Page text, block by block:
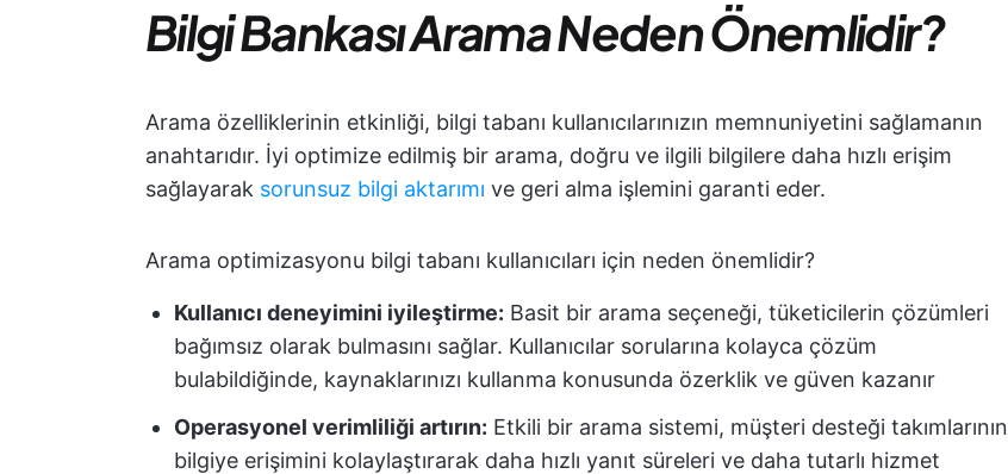
Bilgi Bankası Arama Neden Önemlidir?
Arama özelliklerinin etkinliği, bilgi tabanı kullanıcılarınızın memnuniyetini sağlamanın
anahtarıdır. İyi optimize edilmiş bir arama, doğru ve ilgili bilgilere daha hızlı erişim
sağlayarak sorunsuz bilgi aktarımı ve geri alma işlemini garanti eder.
Arama optimizasyonu bilgi tabanı kullanıcıları için neden önemlidir?
Kullanıcı deneyimini iyileştirme: Basit bir arama seçeneği, tüketicilerin çözümleri
bağımsız olarak bulmasını sağlar. Kullanıcılar sorularına kolayca çözüm
bulabildiğinde, kaynaklarınızı kullanma konusunda özerklik ve güven kazanır
Operasyonel verimliliği artırın: Etkili bir arama sistemi, müşteri desteği takımlarının
bilgiye erişimini kolaylaştırarak daha hızlı yanıt süreleri ve daha tutarlı hizmet